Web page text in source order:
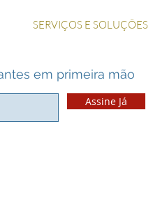
SERVIÇOS E SOLUÇÕES
Assine Já
em primeira mão